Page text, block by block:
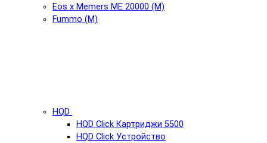
Eos x Memers ME 20000 (М)
Fummo (М)
HQD
HQD Click Картриджи 5500
HQD Click Устройство